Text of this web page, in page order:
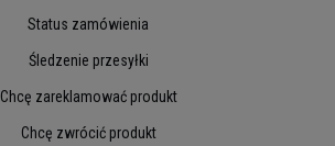
Status zamówienia
Śledzenie przesyłki
Chcę zareklamować produkt
Chcę zwrócić produkt